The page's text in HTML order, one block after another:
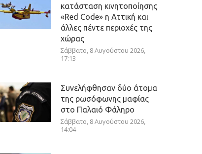
κατάσταση κινητοποίησης
«Red Code» η Αττική και
άλλες πέντε περιοχές της
χώρας
Σάββατο, 8 Αυγούστου 2026,
17:13
Συνελήφθησαν δύο άτομα
της ρωσόφωνης μαφίας
στο Παλαιό Φάληρο
Σάββατο, 8 Αυγούστου 2026,
14:04